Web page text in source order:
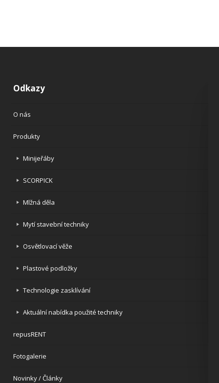
Odkazy
O nás
Produkty
Minijeřáby
SCORPICK
Mlžná děla
Mytí stavební techniky
Osvětlovací věže
Plastové podložky
Technologie zasklívání
Aktuální nabídka použité techniky
repusRENT
Fotogalerie
Novinky / Články